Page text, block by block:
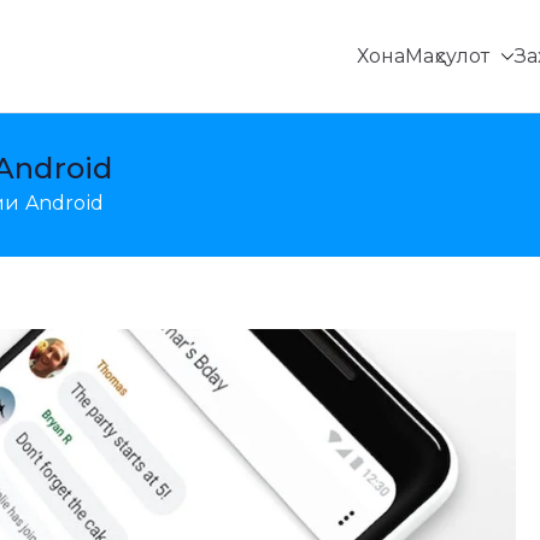
ҷойгиршавӣ, барқарорсозии маълумотҳои Android
ХонаМаҳсулот
Android